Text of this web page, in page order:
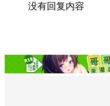
没有回复内容